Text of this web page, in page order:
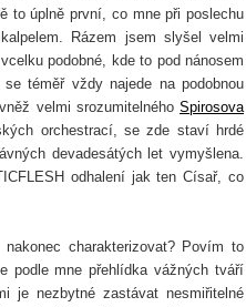
to úplně první, co mne při poslechu
Rázem jsem slyšel velmi
podobné, kde to pod nánosem
téměř vždy najede na podobnou
velmi srozumitelného Spirosova
orchestrací, se zde staví hrdé
devadesátých let vymyšlena.
odhalení jak ten Císař, co
charakterizovat? Povím to
podle mne přehlídka vážných tváří
je nezbytné zastávat nesmiřitelné